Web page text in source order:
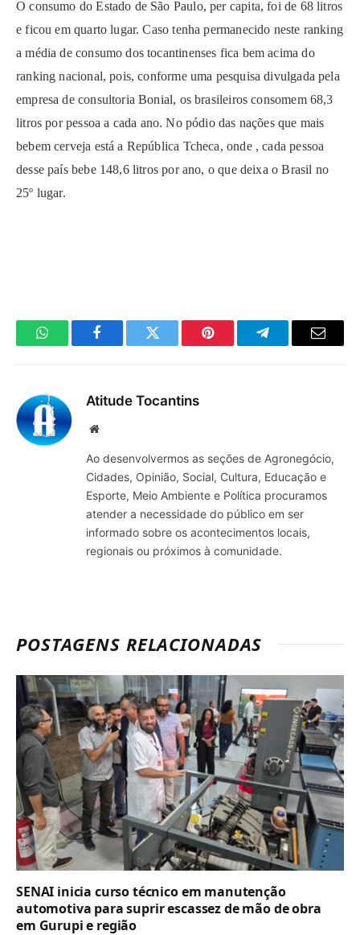
O consumo do Estado de São Paulo, per capita, foi de 68 litros
e ficou em quarto lugar. Caso tenha permanecido neste ranking
a média de consumo dos tocantinenses fica bem acima do
ranking nacional, pois, conforme uma pesquisa divulgada pela
empresa de consultoria Bonial, os brasileiros consomem 68,3
litros por pessoa a cada ano. No pódio das nações que mais
bebem cerveja está a República Tcheca, onde , cada pessoa
desse país bebe 148,6 litros por ano, o que deixa o Brasil no
25º lugar.
WhatsAppFacebookTwitter Pinterest TelegramaE-
Atitude Tocantins
Site
Ao desenvolvermos as seções de Agronegócio,
Cidades, Opinião, Social, Cultura, Educação e
Esporte, Meio Ambiente e Política procuramos
atender a necessidade do público em ser
informado sobre os acontecimentos locais,
regionais ou próximos à comunidade.
POSTAGENS RELACIONADAS
SENAI inicia curso técnico em manutenção
automotiva para suprir escassez de mão de obra
em Gurupi e região